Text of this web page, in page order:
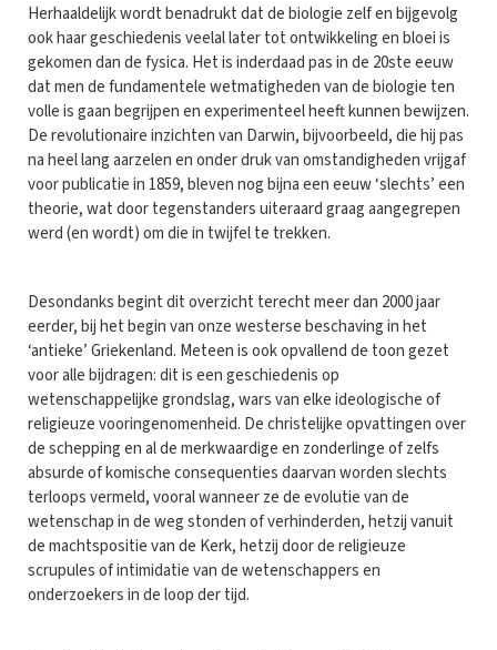
Herhaaldelijk wordt benadrukt dat de biologie zelf en bijgevolg
ook haar geschiedenis veelal later tot ontwikkeling en bloei is
gekomen dan de fysica. Het is inderdaad pas in de 20ste eeuw
dat men de fundamentele wetmatigheden van de biologie ten
volle is gaan begrijpen en experimenteel heeft kunnen bewijzen.
De revolutionaire inzichten van Darwin, bijvoorbeeld, die hij pas
na heel lang aarzelen en onder druk van omstandigheden vrijgaf
voor publicatie in 1859, bleven nog bijna een eeuw ‘slechts’ een
theorie, wat door tegenstanders uiteraard graag aangegrepen
werd (en wordt) om die in twijfel te trekken.
Desondanks begint dit overzicht terecht meer dan 2000 jaar
eerder, bij het begin van onze westerse beschaving in het
‘antieke’ Griekenland. Meteen is ook opvallend de toon gezet
voor alle bijdragen: dit is een geschiedenis op
wetenschappelijke grondslag, wars van elke ideologische of
religieuze vooringenomenheid. De christelijke opvattingen over
de schepping en al de merkwaardige en zonderlinge of zelfs
absurde of komische consequenties daarvan worden slechts
terloops vermeld, vooral wanneer ze de evolutie van de
wetenschap in de weg stonden of verhinderden, hetzij vanuit
de machtspositie van de Kerk, hetzij door de religieuze
scrupules of intimidatie van de wetenschappers en
onderzoekers in de loop der tijd.